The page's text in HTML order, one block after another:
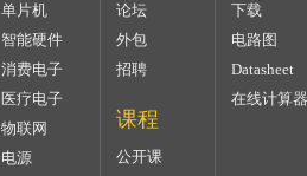
单片机
智能硬件
消费电子
医疗电子
物联网
电源
论坛
外包
招聘
课程
公开课
下载
电路图
Datasheet
在线计算器